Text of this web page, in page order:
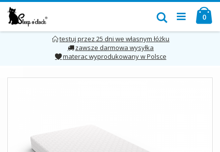
testuj przez 25 dni we własnym łóżku
zawsze darmowa wysyłka
materac wyprodukowany w Polsce
Przejdź
do
treści
0
Szukaj